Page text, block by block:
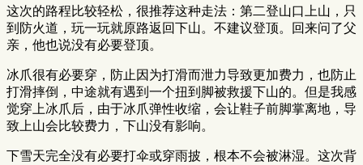
这次的路程比较轻松，很推荐这种走法：第二登山口上山，只
到防火道，玩一玩就原路返回下山。不建议登顶。回来问了父
亲，他也说没有必要登顶。
冰爪很有必要穿，防止因为打滑而泄力导致更加费力，也防止
打滑摔倒，中途就有遇到一个扭到脚被救援下山的。但是我感
觉穿上冰爪后，由于冰爪弹性收缩，会让鞋子前脚掌离地，导
致上山会比较费力，下山没有影响。
下雪天完全没有必要打伞或穿雨披，根本不会被淋湿。这次背